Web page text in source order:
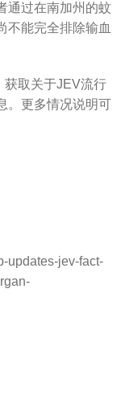
通过在南加州的蚊
不能完全排除输血
获取关于JEV流行
。更多情况说明可
updates-jev-fact-